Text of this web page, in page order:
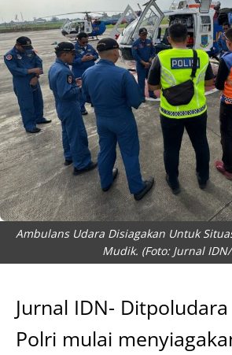
Ambulans Udara Disiagakan Untuk
Mudik. (Foto: Jurnal
Jurnal IDN-
Polri mulai